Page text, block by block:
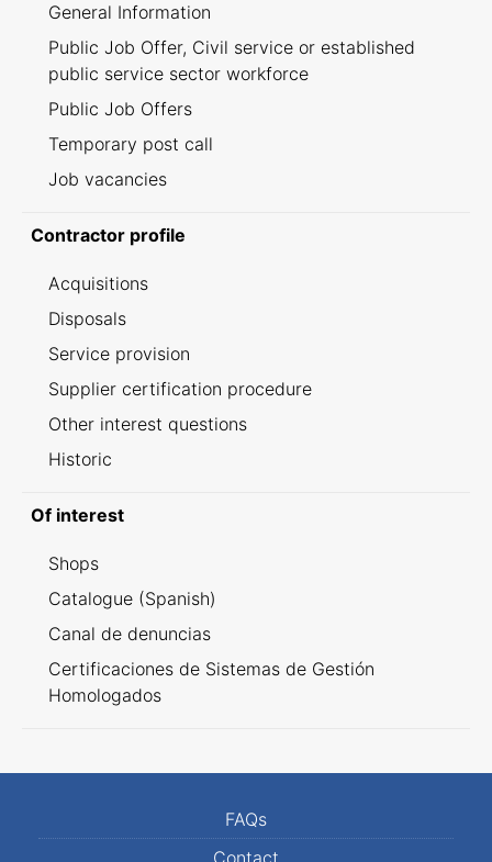
General Information
Public Job Offer, Civil service or established
public service sector workforce
Public Job Offers
Temporary post call
Job vacancies
Contractor profile
Acquisitions
Disposals
Service provision
Supplier certification procedure
Other interest questions
Historic
Of interest
Shops
Catalogue (Spanish)
Canal de denuncias
Certificaciones de Sistemas de Gestión
Homologados
FAQs
Contact